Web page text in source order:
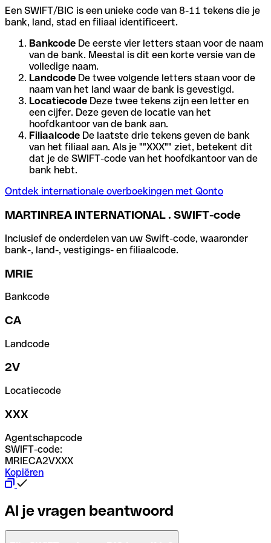
Een SWIFT/BIC is een unieke code van 8-11 tekens die je
bank, land, stad en filiaal identificeert.
Bankcode De eerste vier letters staan voor de naam
van de bank. Meestal is dit een korte versie van de
volledige naam.
Landcode De twee volgende letters staan voor de
naam van het land waar de bank is gevestigd.
Locatiecode Deze twee tekens zijn een letter en
een cijfer. Deze geven de locatie van het
hoofdkantoor van de bank aan.
Filiaalcode De laatste drie tekens geven de bank
van het filiaal aan. Als je ""XXX"" ziet, betekent dit
dat je de SWIFT-code van het hoofdkantoor van de
bank hebt.
Ontdek internationale overboekingen met Qonto
MARTINREA INTERNATIONAL . SWIFT-code
Inclusief de onderdelen van uw Swift-code, waaronder
bank-, land-, vestigings- en filiaalcode.
MRIE
Bankcode
CA
Landcode
2V
Locatiecode
XXX
Agentschapcode
SWIFT-code:
MRIECA2VXXX
Kopiëren
Al je vragen beantwoord